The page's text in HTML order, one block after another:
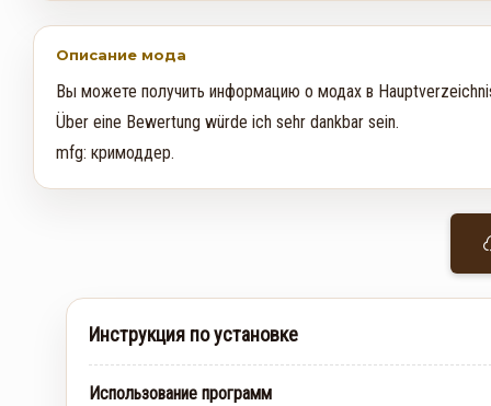
Описание мода
Вы можете получить информацию о модах в
Über eine Bewertung würde ich sehr dankbar sein.
mfg: кримоддер.
Инструкция по установке
Использование программ